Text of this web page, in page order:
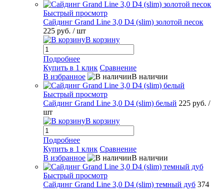
Быстрый просмотр
Сайдинг Grand Line 3,0 D4 (slim) золотой песок
225 руб. / шт
В корзину
Подробнее
Купить в 1 клик Сравнение
В избранное
В наличии
Быстрый просмотр
Сайдинг Grand Line 3,0 D4 (slim) белый 225 руб. /
шт
В корзину
Подробнее
Купить в 1 клик Сравнение
В избранное
В наличии
Быстрый просмотр
Сайдинг Grand Line 3,0 D4 (slim) темный дуб 374